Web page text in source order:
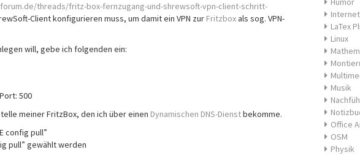
threads/fritz-box-fernzugang-und-shrewsoft-vpn-client-schritt-
Client konfigurieren muss, um damit ein VPN zur Fritzboxals sog. VPN-
will, gebe ich folgenden ein:
500
meiner FritzBox, den ich über einen Dynamischen DNS-Dienstbekomme.
config pull”
pull” gewählt werden
Internet
LaTex
Linux
Musik
Office
OSM
Physik